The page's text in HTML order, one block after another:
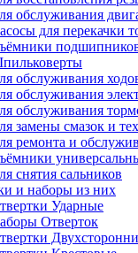
обслуживания
для перекачки
обслуживания
обслуживания
обслуживания
замены смазок и
ремонта и
снятия сальников
и наборы из них
Ударные
Отверток